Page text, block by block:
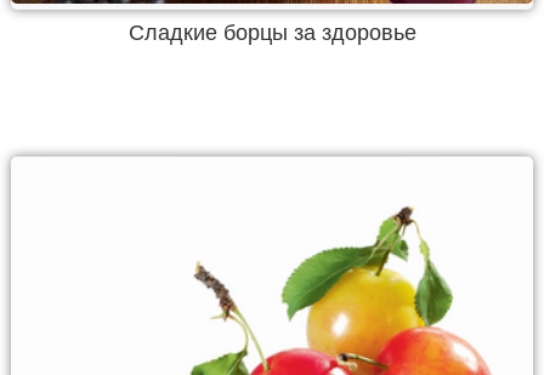
Сладкие борцы за здоровье